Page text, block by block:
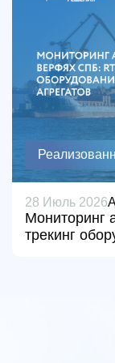
28 Июль 2026
Мониторинг
трекинг